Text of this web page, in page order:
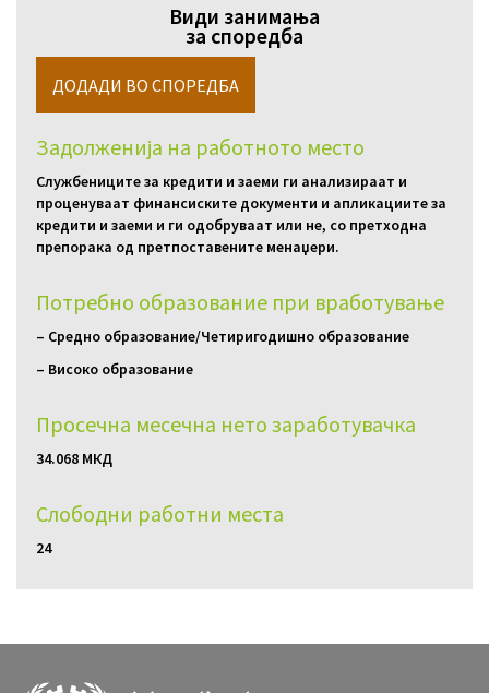
Види занимања
за споредба
Задолженија на работното место
Службениците за кредити и заеми ги анализираат и
проценуваат финансиските документи и апликациите за
кредити и заеми и ги одобруваат или не, со претходна
препорака од претпоставените менаџери.
Потребно образование при вработување
– Средно образование/Четиригодишно образование
– Високо образование
Просечна месечна нето заработувачка
34.068 МКД
Слободни работни местa
24